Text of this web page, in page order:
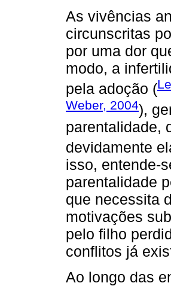
As vivências
circunscritas
por uma dor
modo, a
pela adoção (
Weber, 2004),
parentalidade,
devidamente
isso, entende-
parentalidade
que necessita
motivações
pelo filho
conflitos já
Ao longo das